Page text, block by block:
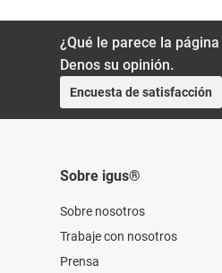
¿Qué le parece la
Denos su opinión.
Encuesta de satisfacción
Sobre igus®
Sobre nosotros
Trabaje con nosotros
Prensa